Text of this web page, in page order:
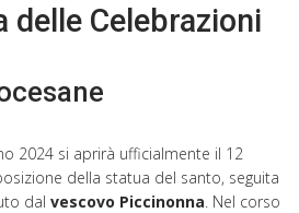
delle Celebrazioni
2024 si aprirà ufficialmente il 12
della statua del santo, seguita
dal vescovo Piccinonna. Nel corso